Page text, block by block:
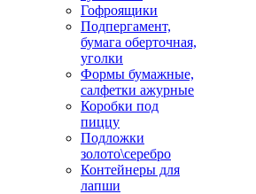
Гофроящики
Подпергамент,
бумага оберточная,
уголки
Формы бумажные,
салфетки ажурные
Коробки под
пиццу
Подложки
золото\серебро
Контейнеры для
лапши